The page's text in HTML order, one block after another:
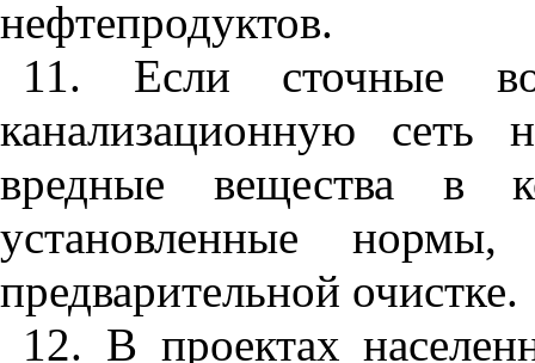
нефтепродуктов.
11. Если сточные
канализационную сеть
вредные вещества в
установленные
предварительной очистке.
12. В проектах